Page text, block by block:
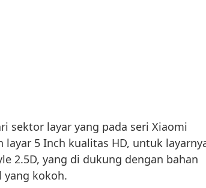
sektor layar yang pada seri Xiaomi
layar 5 Inch kualitas HD, untuk
2.5D, yang di dukung dengan bahan
kokoh.